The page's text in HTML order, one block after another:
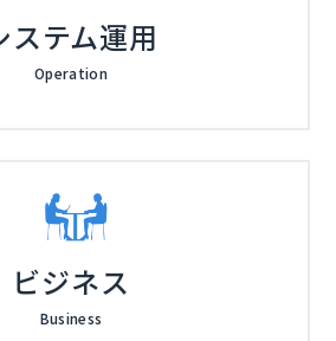
ステム運用
Operation
ビジネス
Business